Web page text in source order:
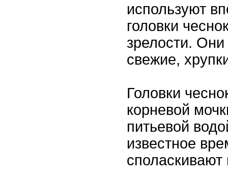
используют
головки
зрелости.
свежие,
Головки
корневой
питьевой
известное
споласкивают